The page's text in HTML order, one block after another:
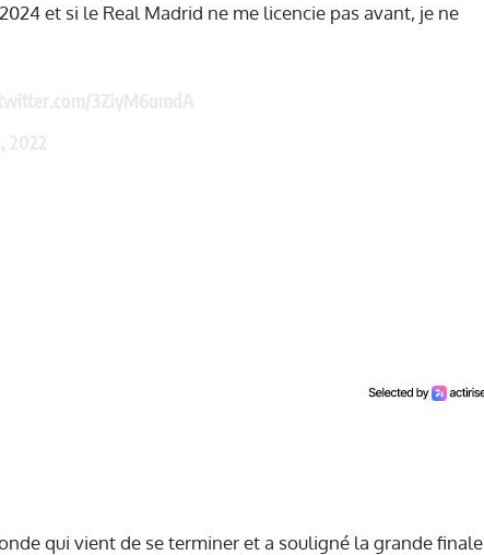
et si le Real Madrid ne me licencie pas avant, je ne
qui vient de se terminer et a souligné la grande finale